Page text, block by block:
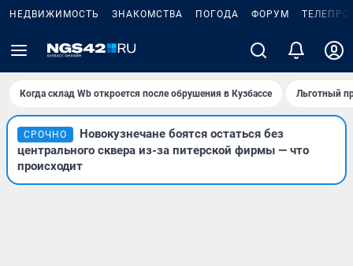
НЕДВИЖИМОСТЬ ЗНАКОМСТВА ПОГОДА ФОРУМ
Когда склад Wb откроется после обрушения в Кузбассе Льготный
СРОЧНО
Новокузнечане боятся остаться без
центрального сквера из-за питерской фирмы — что
происходит